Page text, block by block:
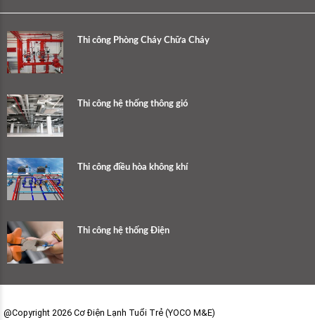
Thi công Phòng Cháy Chữa Cháy
Thi công hệ thống thông gió
Thi công điều hòa không khí
Thi công hệ thống Điện
@Copyright 2026 Cơ Điện Lạnh Tuổi Trẻ (YOCO M&E)